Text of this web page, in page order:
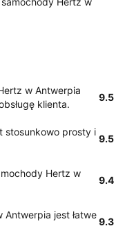
w Antwerpia
klienta.
9.5
stosunkowo prosty i
9.5
Hertz w
9.4
Antwerpia jest łatwe
9.3